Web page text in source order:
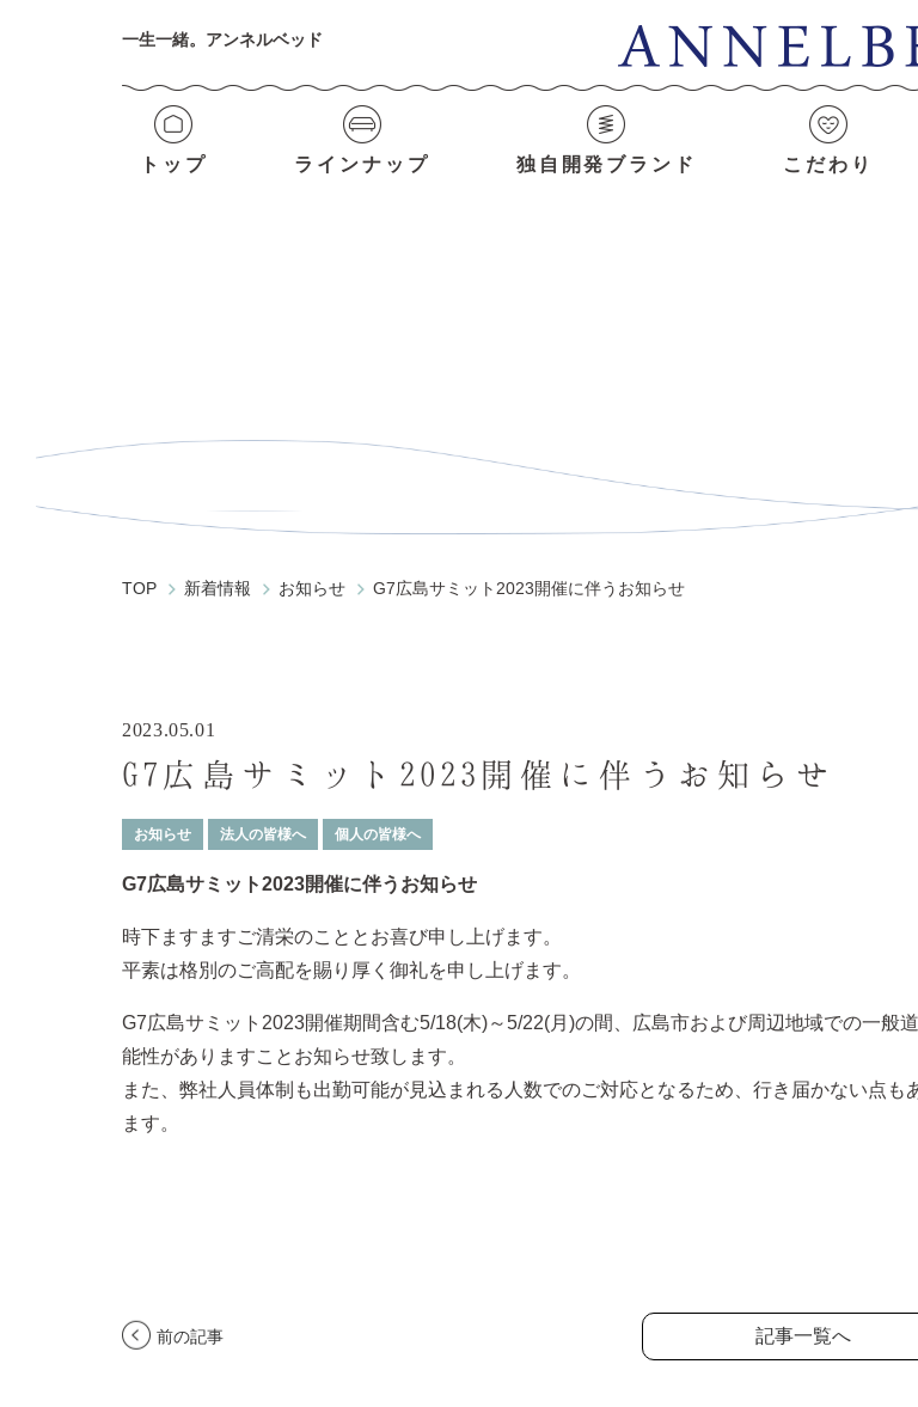
一生一緒。アンネルベッド
トップ ラインナップ 独自開発ブランド こだわり
TOP 新着情報 お知らせ G7広島サミット2023開催に伴うお知らせ
2023.05.01
G7広島サミット2023開催に伴うお知らせ
お知らせ 法人の皆様へ 個人の皆様へ
G7広島サミット2023開催に伴うお知らせ
時下ますますご清栄のこととお喜び申し上げます。
平素は格別のご高配を賜り厚く御礼を申し上げます。
G7広島サミット2023開催期間含む5/18(木)～5/22(月)の間、広島市および周辺地域での一
能性がありますことお知らせ致します。
また、弊社人員体制も出勤可能が見込まれる人数でのご対応となるため、行き届かない点
ます。
前の記事 記事一覧へ